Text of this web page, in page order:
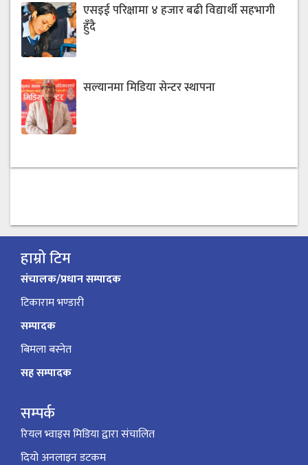
एसइई परिक्षामा ४ हजार बढी विद्यार्थी सहभागी
हुँदै
सल्यानमा मिडिया सेन्टर स्थापना
हाम्रो टिम
संचालक/प्रधान सम्पादक
टिकाराम भण्डारी
सम्पादक
बिमला बस्नेत
सह सम्पादक
सम्पर्क
रियल भ्वाइस मिडिया द्वारा संचालित
दियो अनलाइन डटकम